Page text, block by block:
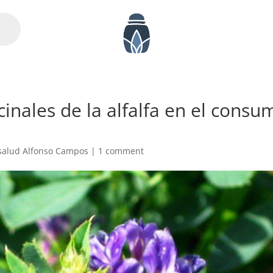
de la alfalfa en el
Alfonso Campos | 1 comment